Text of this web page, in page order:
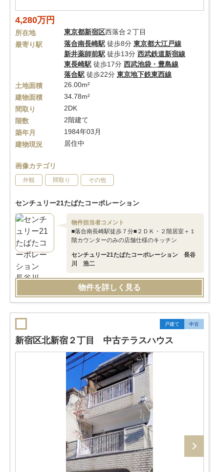
4,280万円
所在地 東京都新宿区西落合２丁目
最寄り駅
落合南長崎駅 徒歩8分 東京都大江戸線
新井薬師前駅 徒歩13分 西武鉄道新宿線
東長崎駅 徒歩17分 西武池袋・豊島線
落合駅 徒歩22分 東京地下鉄東西線
土地面積
26.00m²
建物面積
34.78m²
間取り
2DK
階数
2階建て
築年月
1984年03月
建物現況
居住中
画像カテゴリ
外観 間取り その他
センチュリー21たばたコーポレーション
物件担当者コメント
■落合南長崎駅徒歩７分■２ＤＫ・２階居室＋１
階カウンターのみの店舗仕様のキッチン
センチュリー21たばたコーポレーション 長谷
川 浩二
物件を詳しく見る
戸建て 中古
新宿区北新宿２丁目 中古テラスハウス